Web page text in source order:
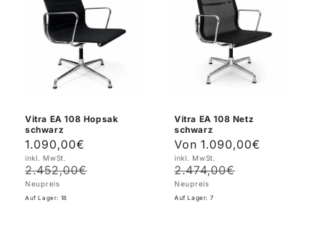
Vitra EA 108 Hopsak
schwarz
Verkaufspreis
1.090,00€
inkl. MwSt.
2.452,00€
Neupreis
Auf Lager: 18
Vitra EA 108 Netz
schwarz
Verkaufspreis
Von 1.090,00€
inkl. MwSt.
2.474,00€
Neupreis
Auf Lager: 7